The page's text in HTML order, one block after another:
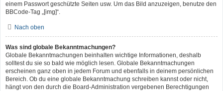
einem Passwort geschützte Seiten usw. Um das Bild anzuzeigen, benutze den
BBCode-Tag „[img]“.
Nach oben
Was sind globale Bekanntmachungen?
Globale Bekanntmachungen beinhalten wichtige Informationen, deshalb
solltest du sie so bald wie möglich lesen. Globale Bekanntmachungen
erscheinen ganz oben in jedem Forum und ebenfalls in deinem persönlichen
Bereich. Ob du eine globale Bekanntmachung schreiben kannst oder nicht,
hängt von den durch die Board-Administration vergebenen Berechtigungen